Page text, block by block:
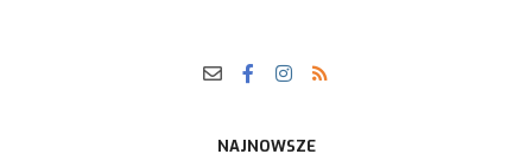
NAJNOWSZE